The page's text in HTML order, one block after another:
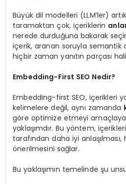
Büyük dil modelleri (LLM’ler)
taramaktan çok, içeriklerin
nerede durduğuna bakarak
içerik, aranan soruyla semantik
hiçbir zaman yanıtın parçası
Embedding-First SEO Nedir?
Embedding-first SEO, içerikleri
kelimelere değil, aynı zamanda
göre optimize etmeyi
yaklaşımdır. Bu yöntem,
tarafından daha iyi anlaşılması,
önerilmesini sağlar.
Bu yaklaşımın temelinde şu